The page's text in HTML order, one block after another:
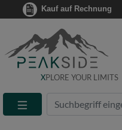
Kauf auf Rechnung
XPLORE YOUR LIMITS
Suche
Eingabefeld